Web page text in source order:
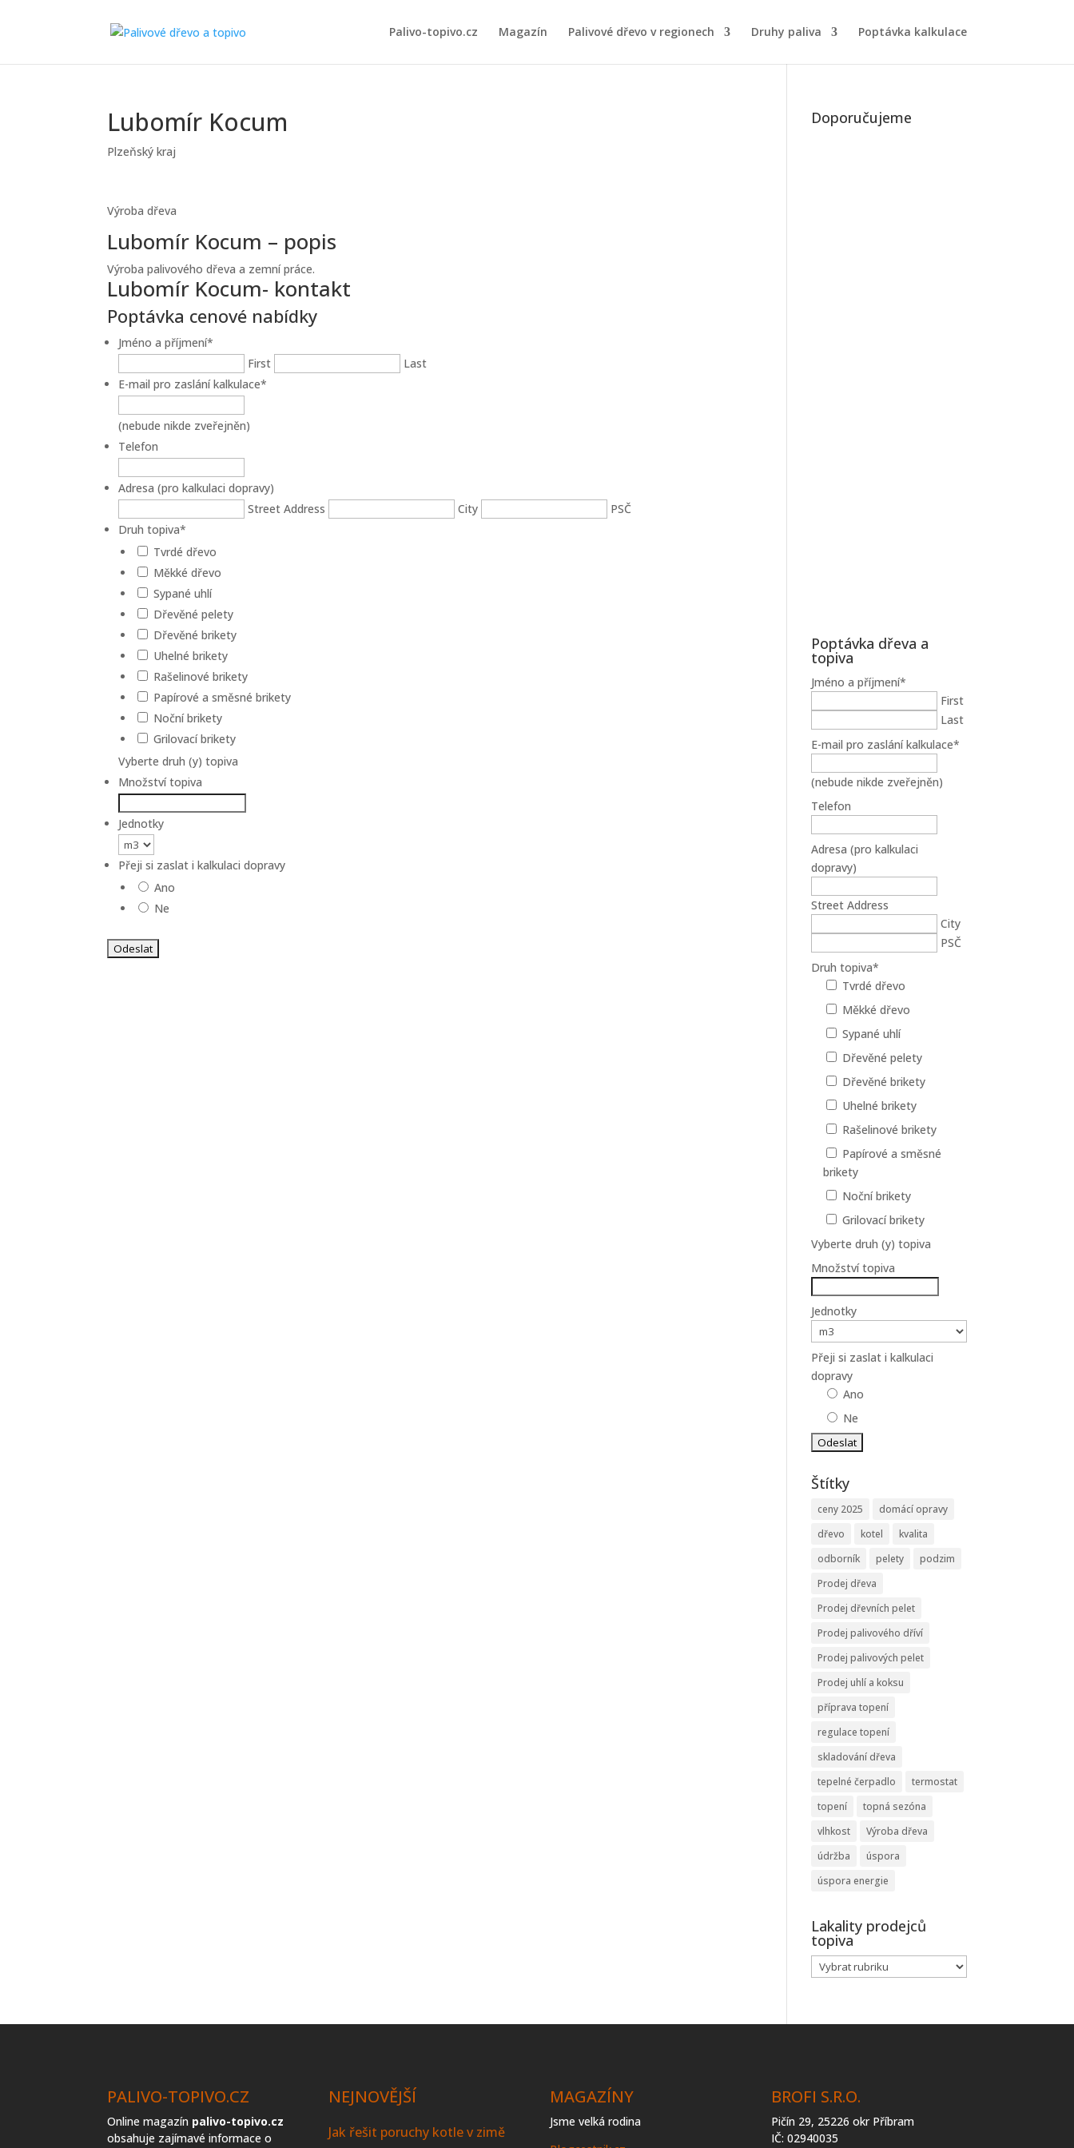
Palivo-topivo.cz Magazín Palivové dřevo v regionech Druhy paliva Poptávka kalkulace
Lubomír Kocum
Plzeňský kraj
Výroba dřeva
Lubomír Kocum – popis
Výroba palivového dřeva a zemní práce.
Lubomír Kocum- kontakt
Poptávka cenové nabídky
Jméno a příjmení*
First
Last
E-mail pro zaslání kalkulace*
(nebude nikde zveřejněn)
Telefon
Adresa (pro kalkulaci dopravy)
Street Address
City
PSČ
Druh topiva*
Tvrdé dřevo
Měkké dřevo
Sypané uhlí
Dřevěné pelety
Dřevěné brikety
Uhelné brikety
Rašelinové brikety
Papírové a směsné brikety
Noční brikety
Grilovací brikety
Vyberte druh (y) topiva
Množství topiva
Jednotky
Přeji si zaslat i kalkulaci dopravy
Ano
Ne
Doporučujeme
Poptávka dřeva a
topiva
Jméno a příjmení*
First
Last
E-mail pro zaslání kalkulace*
(nebude nikde zveřejněn)
Telefon
Adresa (pro kalkulaci
dopravy)
Street Address
City
PSČ
Druh topiva*
Tvrdé dřevo
Měkké dřevo
Sypané uhlí
Dřevěné pelety
Dřevěné brikety
Uhelné brikety
Rašelinové brikety
Papírové a směsné
brikety
Noční brikety
Grilovací brikety
Vyberte druh (y) topiva
Množství topiva
Jednotky
Přeji si zaslat i kalkulaci
dopravy
Ano
Ne
Štítky
ceny 2025
domácí opravy
dřevo
kotel
kvalita
odborník
pelety
podzim
Prodej dřeva
Prodej dřevních pelet
Prodej palivového dříví
Prodej palivových pelet
Prodej uhlí a koksu
příprava topení
regulace topení
skladování dřeva
tepelné čerpadlo
termostat
topení
topná sezóna
vlhkost
Výroba dřeva
údržba
úspora
úspora energie
Lakality prodejců
topiva
Lakality
prodejců
PALIVO-TOPIVO.CZ
Online magazín palivo-topivo.cz
obsahuje zajímavé informace o
NEJNOVĚJŠÍ
Jak řešit poruchy kotle v zimě
MAGAZÍNY
Jsme velká rodina
BROFI S.R.O.
Pičín 29, 25226 okr Příbram
IČ: 02940035